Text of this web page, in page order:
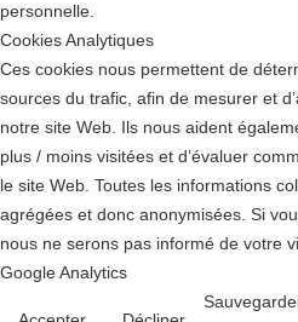
personnelle.
Cookies Analytiques
Ces cookies nous permettent de
sources du trafic, afin de mesurer et
notre site Web. Ils nous aident
plus / moins visitées et d’évaluer
le site Web. Toutes les informations
agrégées et donc anonymisées. Si
nous ne serons pas informé de votre
Google Analytics